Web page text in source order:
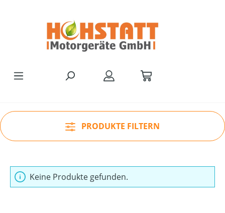
PRODUKTE FILTERN
Keine Produkte gefunden.